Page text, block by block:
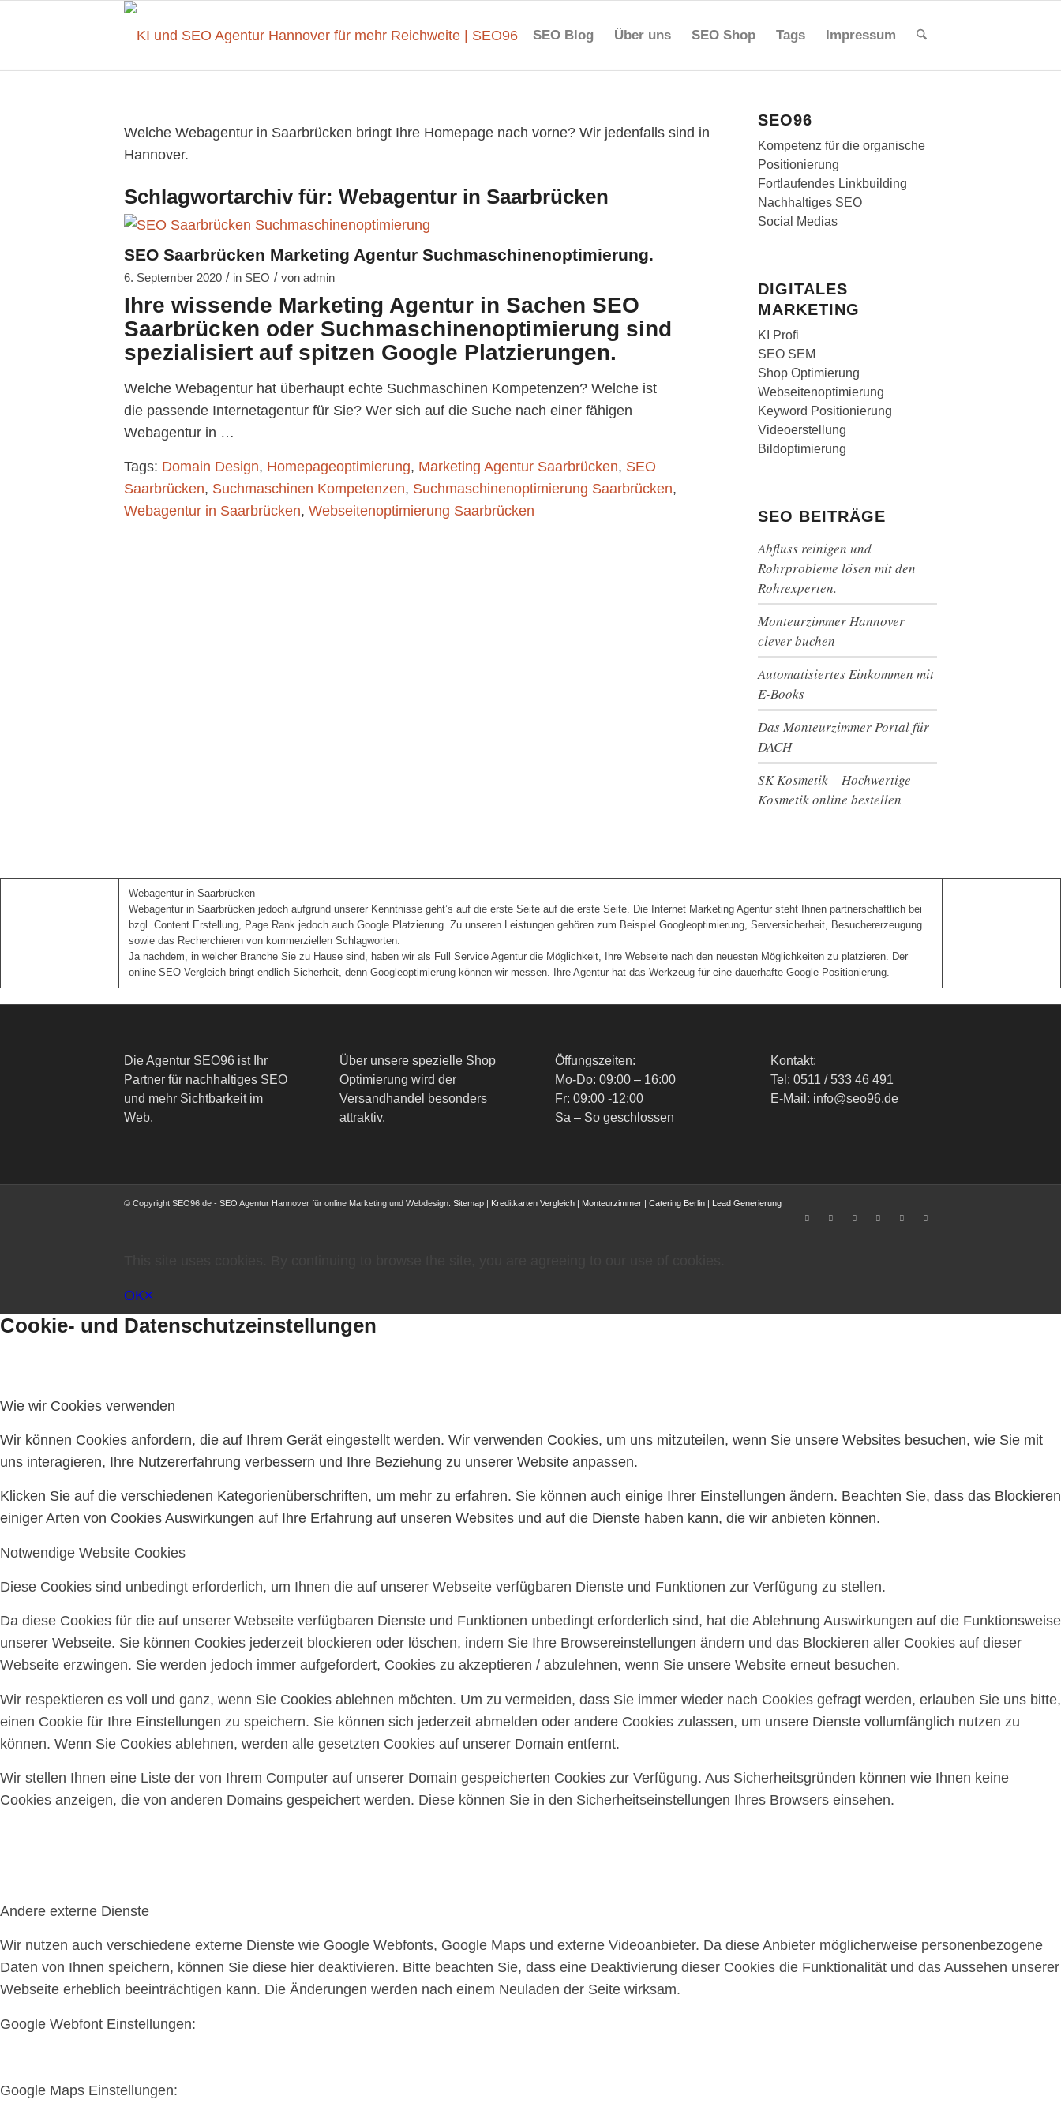
SEO Blog Über uns SEO Shop Tags Impressum
Welche Webagentur in Saarbrücken bringt Ihre Homepage nach vorne? Wir jedenfalls sind in
Hannover.
Schlagwortarchiv für: Webagentur in Saarbrücken
SEO Saarbrücken Marketing Agentur Suchmaschinenoptimierung.
6. September 2020 / in SEO / von admin
Ihre wissende Marketing Agentur in Sachen SEO
Saarbrücken oder Suchmaschinenoptimierung sind
spezialisiert auf spitzen Google Platzierungen.
Welche Webagentur hat überhaupt echte Suchmaschinen Kompetenzen? Welche ist
die passende Internetagentur für Sie? Wer sich auf die Suche nach einer fähigen
Webagentur in …
Tags: Domain Design, Homepageoptimierung, Marketing Agentur Saarbrücken, SEO
Saarbrücken, Suchmaschinen Kompetenzen, Suchmaschinenoptimierung Saarbrücken,
Webagentur in Saarbrücken, Webseitenoptimierung Saarbrücken
SEO96
Kompetenz für die organische
Positionierung
Fortlaufendes Linkbuilding
Nachhaltiges SEO
Social Medias
DIGITALES
MARKETING
KI Profi
SEO SEM
Shop Optimierung
Webseitenoptimierung
Keyword Positionierung
Videoerstellung
Bildoptimierung
SEO BEITRÄGE
Abfluss reinigen und
Rohrprobleme lösen mit den
Rohrexperten.
Monteurzimmer Hannover
clever buchen
Automatisiertes Einkommen mit
E-Books
Das Monteurzimmer Portal für
DACH
SK Kosmetik – Hochwertige
Kosmetik online bestellen
Webagentur in Saarbrücken
Webagentur in Saarbrücken jedoch aufgrund unserer Kenntnisse geht’s auf die erste Seite auf die erste Seite. Die Internet Marketing Agentur steht Ihnen partnerschaftlich bei
bzgl. Content Erstellung, Page Rank jedoch auch Google Platzierung. Zu unseren Leistungen gehören zum Beispiel Googleoptimierung, Serversicherheit, Besuchererzeugung
sowie das Recherchieren von kommerziellen Schlagworten.
Ja nachdem, in welcher Branche Sie zu Hause sind, haben wir als Full Service Agentur die Möglichkeit, Ihre Webseite nach den neuesten Möglichkeiten zu platzieren. Der
online SEO Vergleich bringt endlich Sicherheit, denn Googleoptimierung können wir messen. Ihre Agentur hat das Werkzeug für eine dauerhafte Google Positionierung.
Die Agentur SEO96 ist Ihr
Partner für nachhaltiges SEO
und mehr Sichtbarkeit im
Web.
Über unsere spezielle Shop
Optimierung wird der
Versandhandel besonders
attraktiv.
Öffungszeiten:
Mo-Do: 09:00 – 16:00
Fr: 09:00 -12:00
Sa – So geschlossen
Kontakt:
Tel: 0511 / 533 46 491
E-Mail: info@seo96.de
© Copyright SEO96.de - SEO Agentur Hannover für online Marketing und Webdesign. Sitemap | Kreditkarten Vergleich | Monteurzimmer | Catering Berlin | Lead Generierung
OK×
Cookie- und Datenschutzeinstellungen
Wie wir Cookies verwenden
Wir können Cookies anfordern, die auf Ihrem Gerät eingestellt werden. Wir verwenden Cookies, um uns mitzuteilen, wenn Sie unsere Websites besuchen, wie Sie mit
uns interagieren, Ihre Nutzererfahrung verbessern und Ihre Beziehung zu unserer Website anpassen.
Klicken Sie auf die verschiedenen Kategorienüberschriften, um mehr zu erfahren. Sie können auch einige Ihrer Einstellungen ändern. Beachten Sie, dass das Blockieren
einiger Arten von Cookies Auswirkungen auf Ihre Erfahrung auf unseren Websites und auf die Dienste haben kann, die wir anbieten können.
Notwendige Website Cookies
Diese Cookies sind unbedingt erforderlich, um Ihnen die auf unserer Webseite verfügbaren Dienste und Funktionen zur Verfügung zu stellen.
Da diese Cookies für die auf unserer Webseite verfügbaren Dienste und Funktionen unbedingt erforderlich sind, hat die Ablehnung Auswirkungen auf die Funktionsweise
unserer Webseite. Sie können Cookies jederzeit blockieren oder löschen, indem Sie Ihre Browsereinstellungen ändern und das Blockieren aller Cookies auf dieser
Webseite erzwingen. Sie werden jedoch immer aufgefordert, Cookies zu akzeptieren / abzulehnen, wenn Sie unsere Website erneut besuchen.
Wir respektieren es voll und ganz, wenn Sie Cookies ablehnen möchten. Um zu vermeiden, dass Sie immer wieder nach Cookies gefragt werden, erlauben Sie uns bitte,
einen Cookie für Ihre Einstellungen zu speichern. Sie können sich jederzeit abmelden oder andere Cookies zulassen, um unsere Dienste vollumfänglich nutzen zu
können. Wenn Sie Cookies ablehnen, werden alle gesetzten Cookies auf unserer Domain entfernt.
Wir stellen Ihnen eine Liste der von Ihrem Computer auf unserer Domain gespeicherten Cookies zur Verfügung. Aus Sicherheitsgründen können wie Ihnen keine
Cookies anzeigen, die von anderen Domains gespeichert werden. Diese können Sie in den Sicherheitseinstellungen Ihres Browsers einsehen.
Andere externe Dienste
Wir nutzen auch verschiedene externe Dienste wie Google Webfonts, Google Maps und externe Videoanbieter. Da diese Anbieter möglicherweise personenbezogene
Daten von Ihnen speichern, können Sie diese hier deaktivieren. Bitte beachten Sie, dass eine Deaktivierung dieser Cookies die Funktionalität und das Aussehen unserer
Webseite erheblich beeinträchtigen kann. Die Änderungen werden nach einem Neuladen der Seite wirksam.
Google Webfont Einstellungen:
Google Maps Einstellungen: